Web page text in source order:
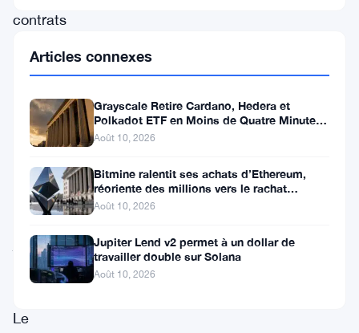
contrats
connu
une
fuite
jetons
sans
Le
Articles connexes
Grayscale Retire Cardano, Hedera et
Polkadot ETF en Moins de Quatre Minutes
à la SEC
Août 10, 2026
Bitmine ralentit ses achats d’Ethereum,
réoriente des millions vers le rachat
d’actions
Août 10, 2026
Jupiter Lend v2 permet à un dollar de
travailler double sur Solana
Août 10, 2026